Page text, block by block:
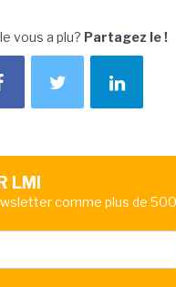
vous a plu? Partagez le !
LMI
comme plus de